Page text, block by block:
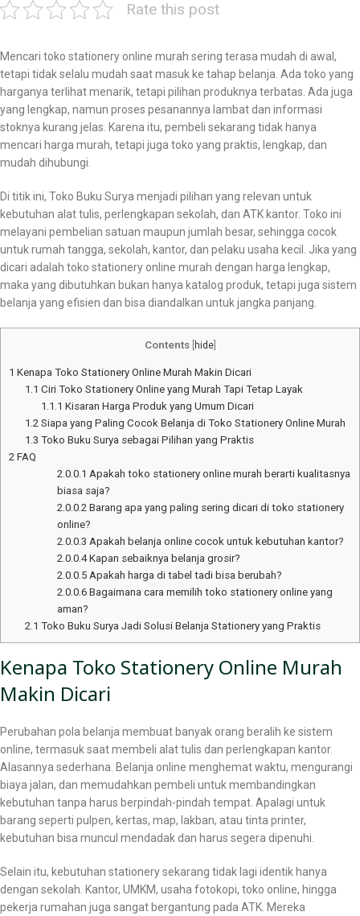
Rate this post
Mencari toko stationery online murah sering terasa mudah di awal,
tetapi tidak selalu mudah saat masuk ke tahap belanja. Ada toko yang
harganya terlihat menarik, tetapi pilihan produknya terbatas. Ada juga
yang lengkap, namun proses pesanannya lambat dan informasi
stoknya kurang jelas. Karena itu, pembeli sekarang tidak hanya
mencari harga murah, tetapi juga toko yang praktis, lengkap, dan
mudah dihubungi.
Di titik ini, Toko Buku Surya menjadi pilihan yang relevan untuk
kebutuhan alat tulis, perlengkapan sekolah, dan ATK kantor. Toko ini
melayani pembelian satuan maupun jumlah besar, sehingga cocok
untuk rumah tangga, sekolah, kantor, dan pelaku usaha kecil. Jika yang
dicari adalah toko stationery online murah dengan harga lengkap,
maka yang dibutuhkan bukan hanya katalog produk, tetapi juga sistem
belanja yang efisien dan bisa diandalkan untuk jangka panjang.
Contents hide]
1 Kenapa Toko Stationery Online Murah Makin Dicari
1.1 Ciri Toko Stationery Online yang Murah Tapi Tetap Layak
1.1.1 Kisaran Harga Produk yang Umum Dicari
1.2 Siapa yang Paling Cocok Belanja di Toko Stationery Online Murah
1.3 Toko Buku Surya sebagai Pilihan yang Praktis
2 FAQ
2.0.0.1 Apakah toko stationery online murah berarti kualitasnya
biasa saja?
2.0.0.2 Barang apa yang paling sering dicari di toko stationery
online?
2.0.0.3 Apakah belanja online cocok untuk kebutuhan kantor?
2.0.0.4Kapan sebaiknya belanja grosir?
2.0.0.5Apakah harga di tabel tadi bisa berubah?
2.0.0.6Bagaimana cara memilih toko stationery online yang
aman?
2.1 Toko Buku Surya Jadi Solusi Belanja Stationery yang Praktis
Kenapa Toko Stationery Online Murah
Makin Dicari
Perubahan pola belanja membuat banyak orang beralih ke sistem
online, termasuk saat membeli alat tulis dan perlengkapan kantor.
Alasannya sederhana. Belanja online menghemat waktu, mengurangi
biaya jalan, dan memudahkan pembeli untuk membandingkan
kebutuhan tanpa harus berpindah-pindah tempat. Apalagi untuk
barang seperti pulpen, kertas, map, lakban, atau tinta printer,
kebutuhan bisa muncul mendadak dan harus segera dipenuhi.
Selain itu, kebutuhan stationery sekarang tidak lagi identik hanya
dengan sekolah. Kantor, UMKM, usaha fotokopi, toko online, hingga
pekerja rumahan juga sangat bergantung pada ATK. Mereka